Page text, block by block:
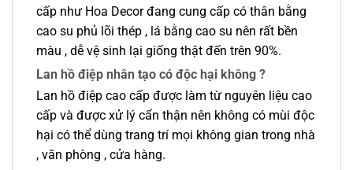
cấp như Hoa Decor đang cung cấp có thân bằng
cao su phủ lõi thép , lá bằng cao su nên rất bền
màu , dễ vệ sinh lại giống thật đến trên 90%.
Lan hồ điệp nhân tạo có độc hại không ?
Lan hồ điệp cao cấp được làm từ nguyên liệu cao
cấp và được xử lý cẩn thận nên không có mùi độc
hại có thể dùng trang trí mọi không gian trong nhà
, văn phòng , cửa hàng.